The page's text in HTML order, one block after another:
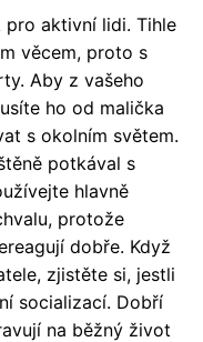
aktivní lidi. Tihle
věcem, proto s
Aby z vašeho
ho od malička
s okolním světem.
potkával s
hlavně
protože
dobře. Když
zjistěte si, jestli
socializací. Dobří
na běžný život